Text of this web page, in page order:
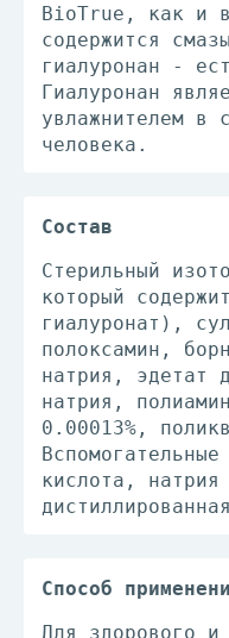
BioTrue, как и в
содержится
гиалуронан -
Гиалуронан
увлажнителем в
человека.
Состав
Cтерильный
который
гиалуронат),
полоксамин,
натрия, эдетат
натрия,
0.00013%,
кислота, натрия
Способ
Для здорового и